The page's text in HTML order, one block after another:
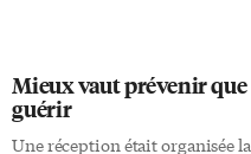
Mieux vaut prévenir que
guérir
Une réception était organisée la